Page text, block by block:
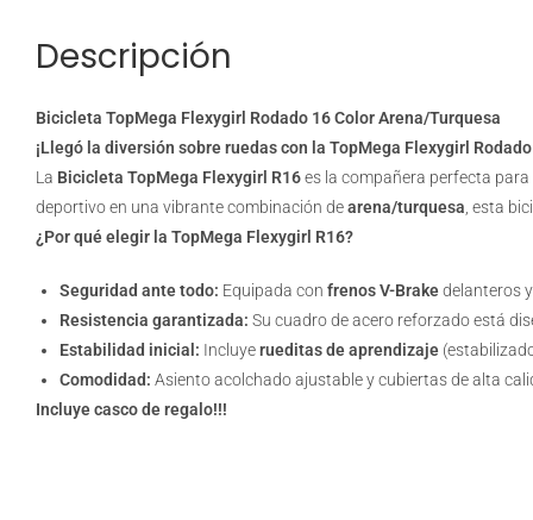
Descripción
Bicicleta TopMega Flexygirl Rodado 16 Color Arena/Turquesa
¡Llegó la diversión sobre ruedas con la TopMega Flexygirl
La Bicicleta TopMega Flexygirl R16es la compañera perfecta
deportivo en una vibrante combinación dearena/turquesa, esta
¿Por qué elegir la TopMega Flexygirl R16?
Seguridad ante todo: Equipada con frenos V-Brakedelanteros
Resistencia garantizada: Su cuadro de acero reforzado está
Estabilidad inicial: Incluyerueditas de aprendizaje
Comodidad: Asiento acolchado ajustable y cubiertas de alta
Incluye casco de regalo!!!